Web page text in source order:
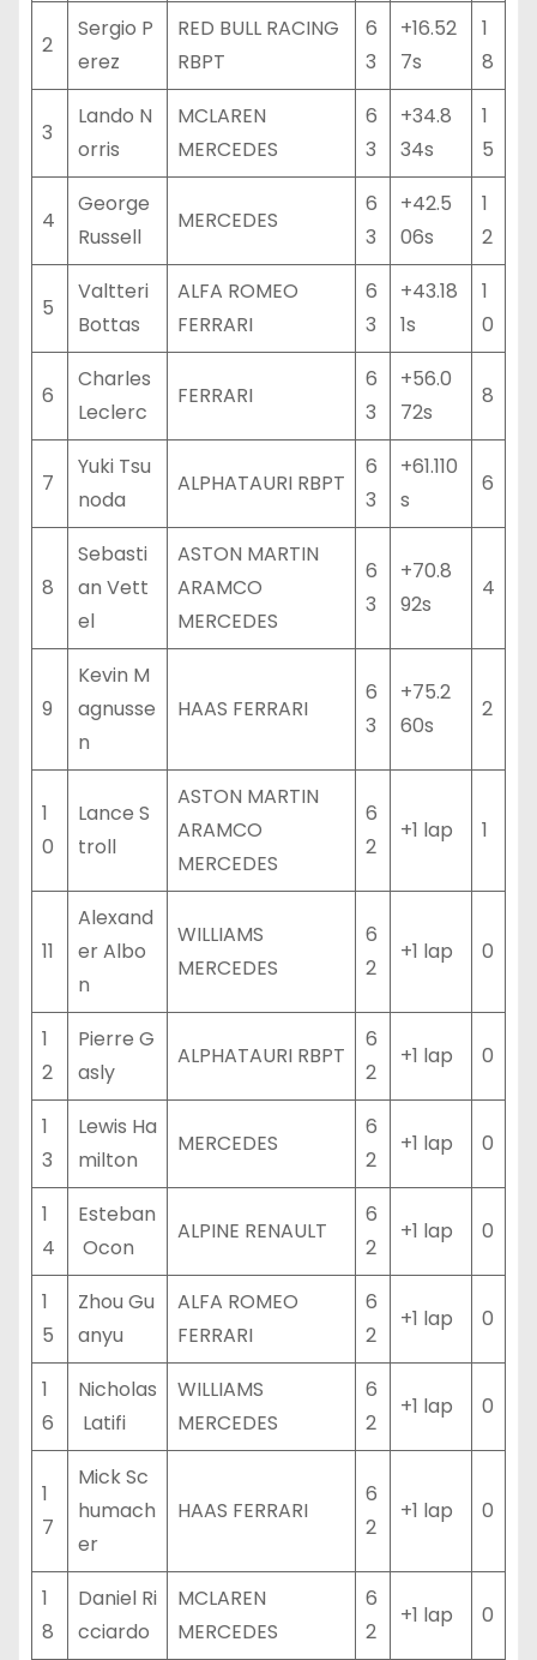
2
Sergio P
erez
RED BULL RACING
RBPT
6
3
+16.52
7s
1
8
3
Lando N
orris
MCLAREN
MERCEDES
6
3
+34.8
34s
1
5
4
George
Russell
MERCEDES
6
3
+42.5
06s
1
2
5
Valtteri
Bottas
ALFA ROMEO
FERRARI
6
3
+43.18
1s
1
0
6
Charles
Leclerc
FERRARI
6
3
+56.0
72s
8
7
Yuki Tsu
noda
ALPHATAURI RBPT
6
3
+61.110
s
6
8
Sebasti
an Vett
el
ASTON MARTIN
ARAMCO
MERCEDES
6
3
+70.8
92s
4
9
Kevin M
agnusse
n
HAAS FERRARI
6
3
+75.2
60s
2
1
0
Lance S
troll
ASTON MARTIN
ARAMCO
MERCEDES
6
2
+1 lap 1
11
Alexand
er Albo
n
WILLIAMS
MERCEDES
6
2
+1 lap 0
1
2
Pierre G
asly
ALPHATAURI RBPT
6
2
+1 lap 0
1
3
Lewis Ha
milton
MERCEDES
6
2
+1 lap 0
1
4
Esteban
Ocon
ALPINE RENAULT
6
2
+1 lap 0
1
5
Zhou Gu
anyu
ALFA ROMEO
FERRARI
6
2
+1 lap 0
1
6
Nicholas
Latifi
WILLIAMS
MERCEDES
6
2
+1 lap 0
1
7
Mick Sc
humach
er
HAAS FERRARI
6
2
+1 lap 0
1
8
Daniel Ri
cciardo
MCLAREN
MERCEDES
6
2
+1 lap 0